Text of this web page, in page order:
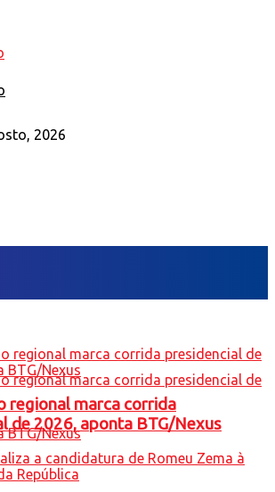
2026
regional marca corrida
de 2026, aponta BTG/Nexus